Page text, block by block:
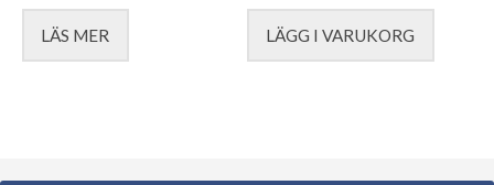
LÄS MER LÄGG I VARUKORG